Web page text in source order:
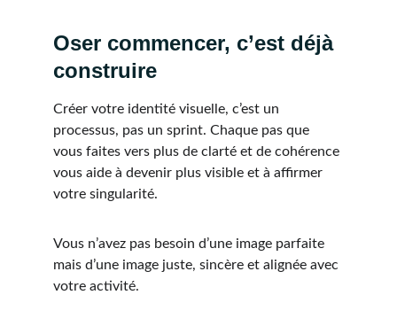
Oser commencer, c’est déjà
construire
Créer votre identité visuelle, c’est un
processus, pas un sprint. Chaque pas que
vous faites vers plus de clarté et de cohérence
vous aide à devenir plus visible et à affirmer
votre singularité.
Vous n’avez pas besoin d’une image parfaite
mais d’une image juste, sincère et alignée avec
votre activité.